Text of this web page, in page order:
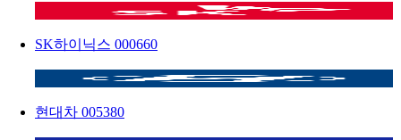
SK하이닉스 000660
현대차 005380